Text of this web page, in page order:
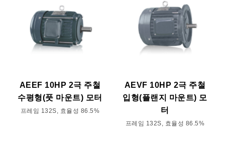
AEEF 10HP 2극 주철
수평형(풋 마운트) 모터
프레임 132S, 효율성 86.5%
AEVF 10HP 2극 주철
입형(플랜지 마운트) 모
터
프레임 132S, 효율성 86.5%